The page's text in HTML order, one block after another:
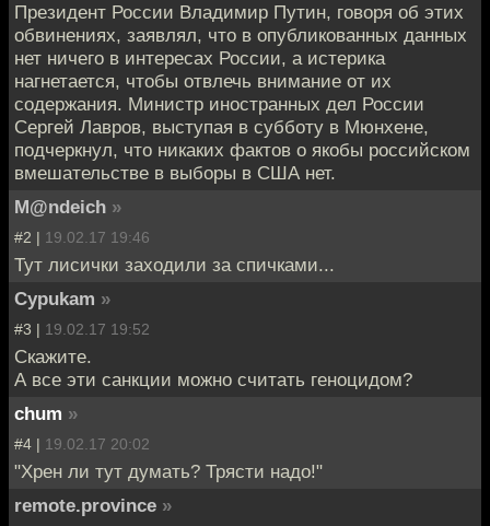
Президент России Владимир Путин, говоря об этих
обвинениях, заявлял, что в опубликованных данных
нет ничего в интересах России, а истерика
нагнетается, чтобы отвлечь внимание от их
содержания. Министр иностранных дел России
Сергей Лавров, выступая в субботу в Мюнхене,
подчеркнул, что никаких фактов о якобы российском
вмешательстве в выборы в США нет.
M@ndeich »
#2 | 19.02.17 19:46
Тут лисички заходили за спичками...
Cypukam »
#3 | 19.02.17 19:52
Скажите.
А все эти санкции можно считать геноцидом?
chum »
#4 | 19.02.17 20:02
"Хрен ли тут думать? Трясти надо!"
remote.province »